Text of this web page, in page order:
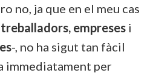
no, ja que en el meu cas
treballadors, empreses i
-, no ha sigut tan fàcil
immediatament per